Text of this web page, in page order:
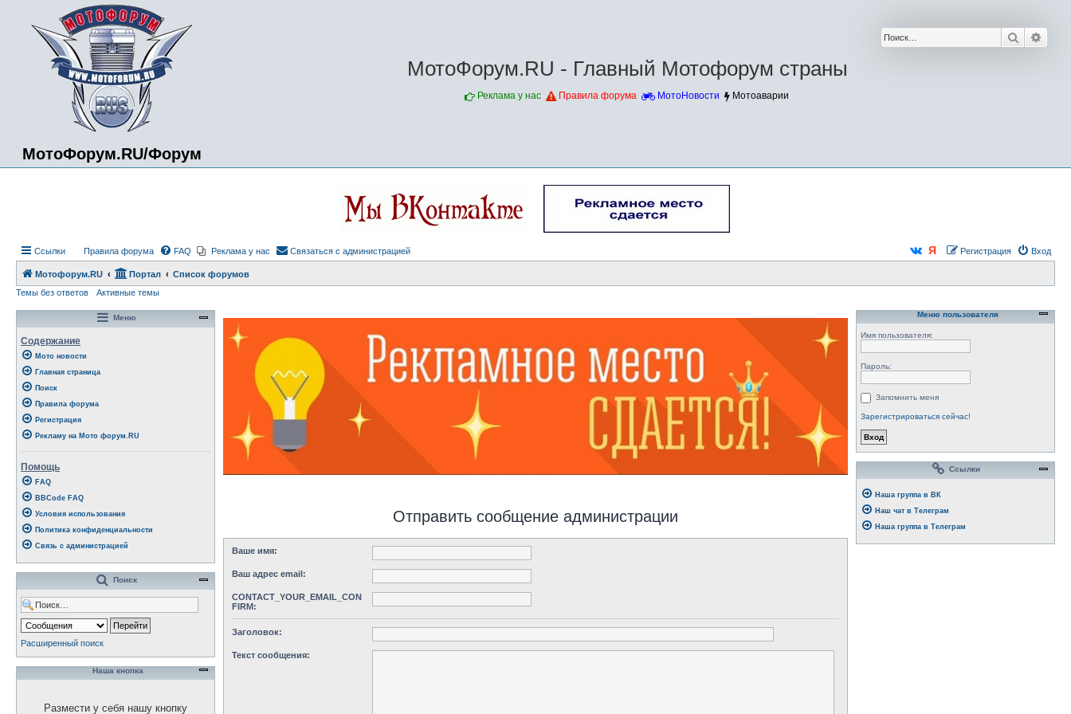
МотоФорум.RU/Форум
Поиск
МотоФорум.RU - Главный Мотофорум страны
Реклама у нас Правила форума МотоНовости Мотоаварии
Ссылки Правила форума FAQ Реклама у нас Связаться с администрацией Вход
Регистрация
Мотофорум.RU Портал
Список форумов
Темы без ответов
Активные темы
Отправить сообщение администрации
Ваше имя:
Ваш адрес email:
CONTACT_YOUR_EMAIL_CON
FIRM:
Заголовок:
Текст сообщения:
Меню
Содержание
Мото новости
Главная страница
Поиск
Правила форума
Регистрация
Рекламу на Мото форум.RU
Помощь
FAQ
BBCode FAQ
Условия использования
Политика конфиденциальности
Связь с администрацией
Поиск
Расширенный поиск
Наша кнопка
Размести у себя нашу кнопку
Меню пользователя
Имя пользователя:
Пароль:
Запомнить меня
Зарегистрироваться сейчас!
Ссылки
Наша группа в ВК
Наш чат в Телеграм
Наша группа в Телеграм